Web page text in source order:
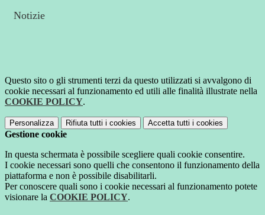
Notizie
Questo sito o gli strumenti terzi da questo utilizzati si avvalgono di
cookie necessari al funzionamento ed utili alle finalità illustrate nella
COOKIE POLICY.
Personalizza Rifiuta tutti i cookies Accetta tutti i cookies
Gestione cookie
In questa schermata è possibile scegliere quali cookie consentire.
I cookie necessari sono quelli che consentono il funzionamento della
piattaforma e non è possibile disabilitarli.
Per conoscere quali sono i cookie necessari al funzionamento potete
visionare la COOKIE POLICY.